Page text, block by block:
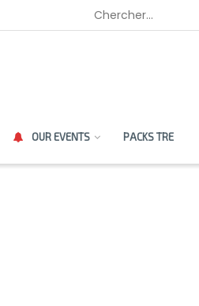
OUR EVENTS PACKS TRE